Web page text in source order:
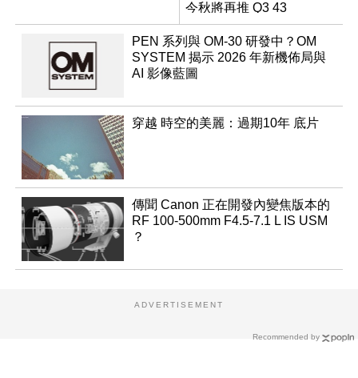
今秋將再推 Q3 43
Monochrom
PEN 系列與 OM-30 研發中？OM
SYSTEM 揭示 2026 年新機佈局與
AI 影像藍圖
穿越 時空的美麗：過期10年 底片
傳聞 Canon 正在開發內變焦版本的
RF 100-500mm F4.5-7.1 L IS USM
？
Recommended by
ADVERTISEMENT